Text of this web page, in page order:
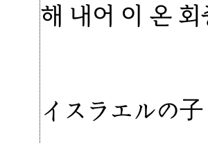
해 내어 이 온
イスラエルの